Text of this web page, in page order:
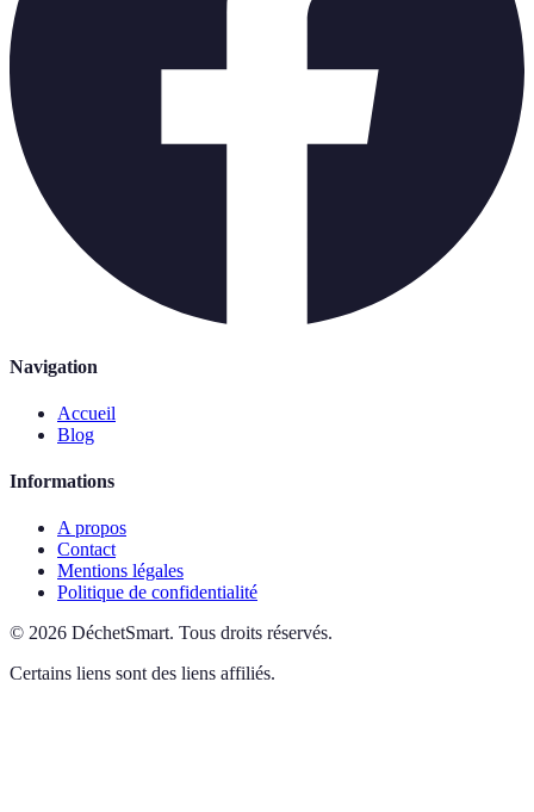
Navigation
Accueil
Blog
Informations
A propos
Contact
Mentions légales
Politique de confidentialité
© 2026 DéchetSmart. Tous droits réservés.
Certains liens sont des liens affiliés.